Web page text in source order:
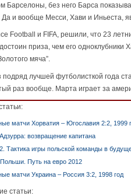
Барселоны, без него Барса
Да и вообще Месси, Хави и Иньеста,
Football и FIFA, решили, что 23
приза, чем его
мяча”.
лучшей футболисткой года
раз вообще. Марта играет за
матчи Хорватия – Югославия 2:2, 1999
возвращение капитана
Тактика игры польской команды в
Путь на евро 2012
матчи Украина – Россия 3:2, 1998 год
статьи: